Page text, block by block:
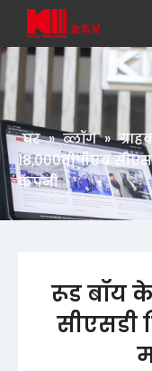
घर » ब्लॉग »
18,000बीपीएच
कंपनी
रूड बॉय
सीएसडी